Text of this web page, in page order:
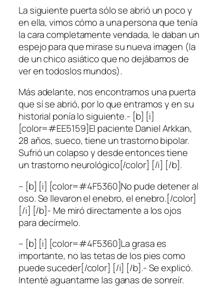
La siguiente puerta sólo se abrió un poco y
en ella, vimos cómo a una persona que tenía
la cara completamente vendada, le daban un
espejo para que mirase su nueva imagen (la
de un chico asiático que no dejábamos de
ver en todoslos mundos).
Más adelante, nos encontramos una puerta
que sí se abrió, por lo que entramos y en su
historial ponía lo siguiente.- [b] [i]
[color=#EE5159]El paciente Daniel Arkkan,
28 años, sueco, tiene un trastorno bipolar.
Sufrió un colapso y desde entonces tiene
un trastorno neurológico[/color] [/i] [/b].
– [b] [i] [color=#4F5360]No pude detener al
oso. Se llevaron el enebro, el enebro.[/color]
[/i] [/b]- Me miró directamente a los ojos
para decírmelo.
– [b] [i] [color=#4F5360]La grasa es
importante, no las tetas de los pies como
puede suceder[/color] [/i] [/b].- Se explicó.
Intenté aguantarme las ganas de sonreír.